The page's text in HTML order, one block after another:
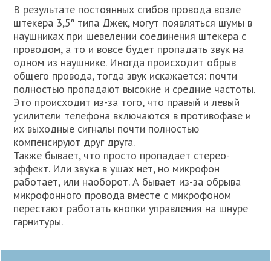
В результате постоянных сгибов провода возле
штекера 3,5″ типа Джек, могут появляться шумы в
наушниках при шевелении соединения штекера с
проводом, а то и вовсе будет пропадать звук на
одном из наушнике. Иногда происходит обрыв
общего провода, тогда звук искажается: почти
полностью пропадают высокие и средние частоты.
Это происходит из-за того, что правый и левый
усилители телефона включаются в противофазе и
их выходные сигналы почти полностью
компенсируют друг друга.
Также бывает, что просто пропадает стерео-
эффект. Или звука в ушах нет, но микрофон
работает, или наоборот. А бывает из-за обрыва
микрофонного провода вместе с микрофоном
перестают работать кнопки управления на шнуре
гарнитуры.